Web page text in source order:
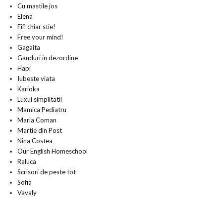
Cu mastile jos
Elena
Fifi chiar stie!
Free your mind!
Gagaita
Ganduri in dezordine
Hapi
Iubeste viata
Karioka
Luxul simplitatii
Mamica Pediatru
Maria Coman
Martie din Post
Nina Costea
Our English Homeschool
Raluca
Scrisori de peste tot
Sofia
Vavaly